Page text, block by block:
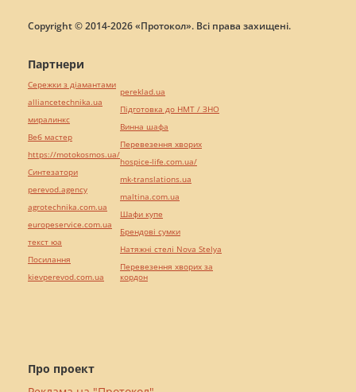
Copyright © 2014-2026 «Протокол». Всі права захищені.
Про проект
Партнери
Сережки з діамантами
alliancetechnika.ua
миралинкс
Веб мастер
https://motokosmos.ua/
Синтезатори
perevod.agency
agrotechnika.com.ua
europeservice.com.ua
текст юа
Посилання
kievperevod.com.ua
pereklad.ua
Підготовка до НМТ / ЗНО
Винна шафа
Перевезення хворих
hospice-life.com.ua/
mk-translations.ua
maltina.com.ua
Шафи купе
Брендові сумки
Натяжні стелі Nova Stelya
Перевезення хворих за
кордон